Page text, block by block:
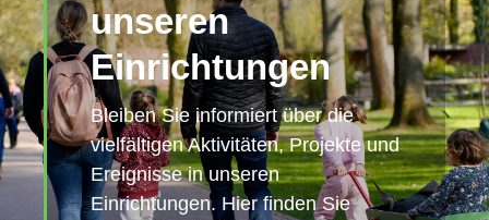
unseren
Einrichtungen
Bleiben Sie informiert über die
vielfältigen Aktivitäten, Projekte und
Ereignisse in unseren
Einrichtungen. Hier finden Sie